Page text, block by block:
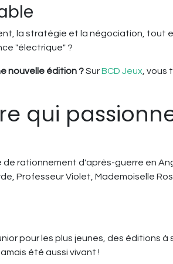
la stratégie et la négociation, tout
"électrique" ?
nouvelle édition ?SurBCD Jeux ,
qui
rationnement d'après-guerre en
Professeur Violet, Mademoiselle
pour les plus jeunes, des
été aussi vivant !